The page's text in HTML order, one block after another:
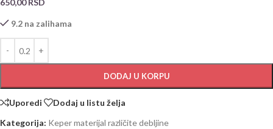
650,00RSD
9.2 na zalihama
DODAJ U KORPU
Uporedi
Dodaj u listu želja
Kategorija: Keper materijal različite debljine